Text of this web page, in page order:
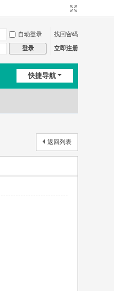
自动登录
找回密码
登录 立即注册
快捷导航
返回列表